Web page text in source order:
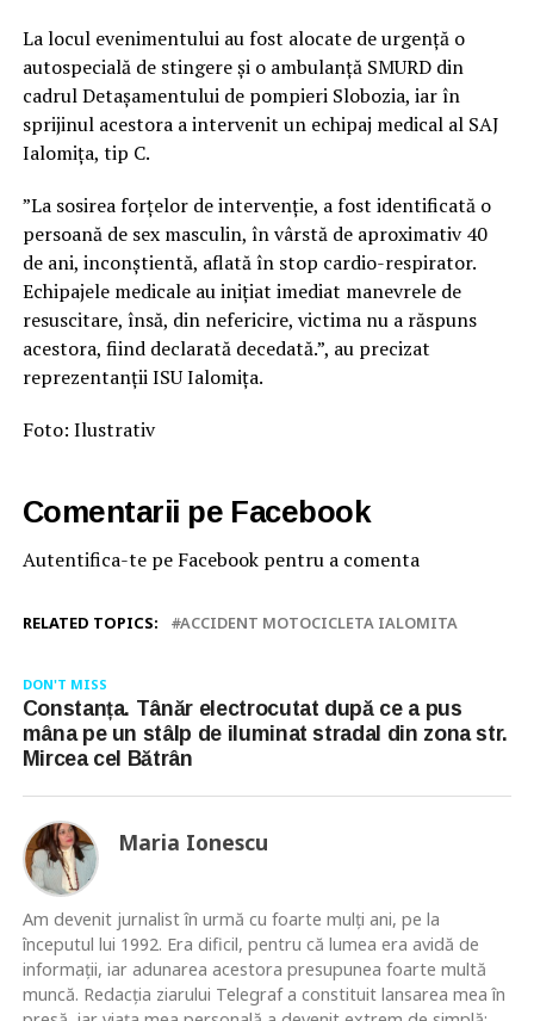
La locul evenimentului au fost alocate de urgență o
autospecială de stingere și o ambulanță SMURD din
cadrul Detașamentului de pompieri Slobozia, iar în
sprijinul acestora a intervenit un echipaj medical al SAJ
Ialomița, tip C.
”La sosirea forțelor de intervenție, a fost identificată o
persoană de sex masculin, în vârstă de aproximativ 40
de ani, inconștientă, aflată în stop cardio-respirator.
Echipajele medicale au inițiat imediat manevrele de
resuscitare, însă, din nefericire, victima nu a răspuns
acestora, fiind declarată decedată.”, au precizat
reprezentanții ISU Ialomița.
Foto: Ilustrativ
Comentarii pe Facebook
Autentifica-te pe Facebook pentru a comenta
RELATED TOPICS: ACCIDENT MOTOCICLETA IALOMITA
DON'T MISS
Constanța. Tânăr electrocutat după ce a pus
mâna pe un stâlp de iluminat stradal din zona str.
Mircea cel Bătrân
Maria Ionescu
Am devenit jurnalist în urmă cu foarte mulţi ani, pe la
începutul lui 1992. Era dificil, pentru că lumea era avidă de
informaţii, iar adunarea acestora presupunea foarte multă
muncă. Redacţia ziarului Telegraf a constituit lansarea mea în